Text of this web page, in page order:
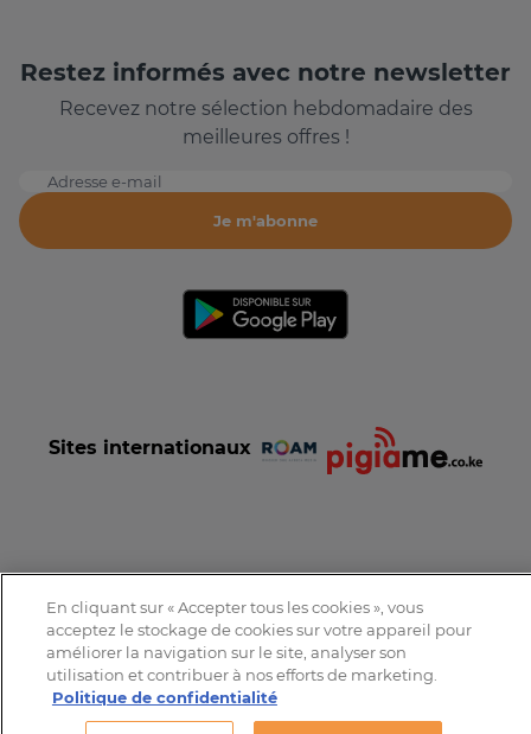
Restez informés avec notre newsletter
Recevez notre sélection hebdomadaire des
meilleures offres !
Adresse e-mail
Je m'abonne
Sites internationaux
Tous droits réservés © 2016-2026 Expat-Dakar
En cliquant sur « Accepter tous les cookies », vous
acceptez le stockage de cookies sur votre appareil pour
améliorer la navigation sur le site, analyser son
utilisation et contribuer à nos efforts de marketing.
Politique de confidentialité